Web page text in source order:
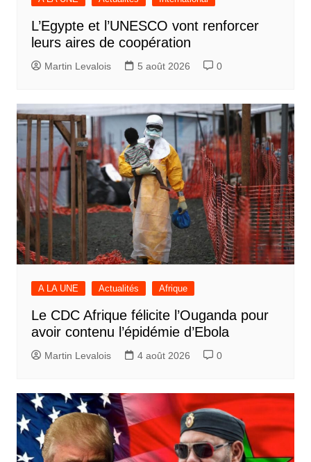
L’Egypte et l’UNESCO vont renforcer
leurs aires de coopération
Martin Levalois 5 août 2026 0
A LA UNE Actualités Afrique
Le CDC Afrique félicite l’Ouganda pour
avoir contenu l’épidémie d’Ebola
Martin Levalois 4 août 2026 0